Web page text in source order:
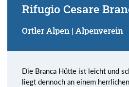
Rifugio Cesare
Ortler Alpen | Alpenverein
Die Branca Hütte ist leicht und
liegt dennoch an einem